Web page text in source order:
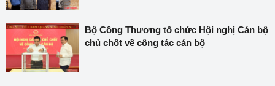
Bộ Công Thương tổ chức Hội nghị Cán bộ
chủ chốt về công tác cán bộ